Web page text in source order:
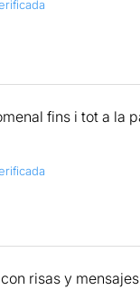
fins i tot a la
risas y